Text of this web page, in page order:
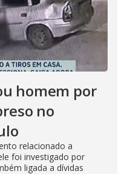
homem por
no
relacionado a
foi investigado por
ligada a dívidas